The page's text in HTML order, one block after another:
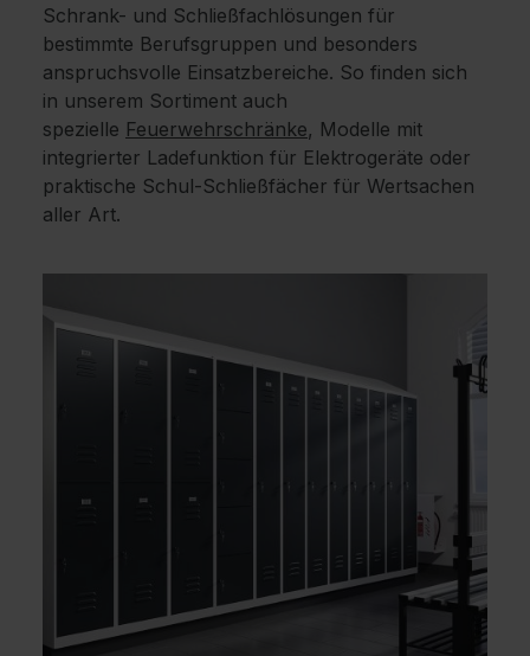
Schrank- und Schließfachlösungen für
bestimmte Berufsgruppen und besonders
anspruchsvolle Einsatzbereiche. So finden sich
in unserem Sortiment auch
spezielle Feuerwehrschränke, Modelle mit
integrierter Ladefunktion für Elektrogeräte oder
praktische Schul-Schließfächer für Wertsachen
aller Art.